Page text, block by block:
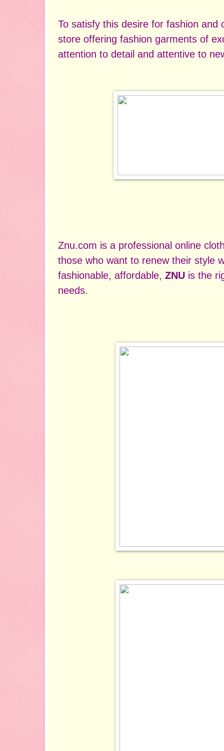
To satisfy this desire for fashion and
store offering fashion garments of
attention to detail and attentive to
Znu.com is a professional online
those who want to renew their style
fashionable, affordable, ZNU is the
needs.